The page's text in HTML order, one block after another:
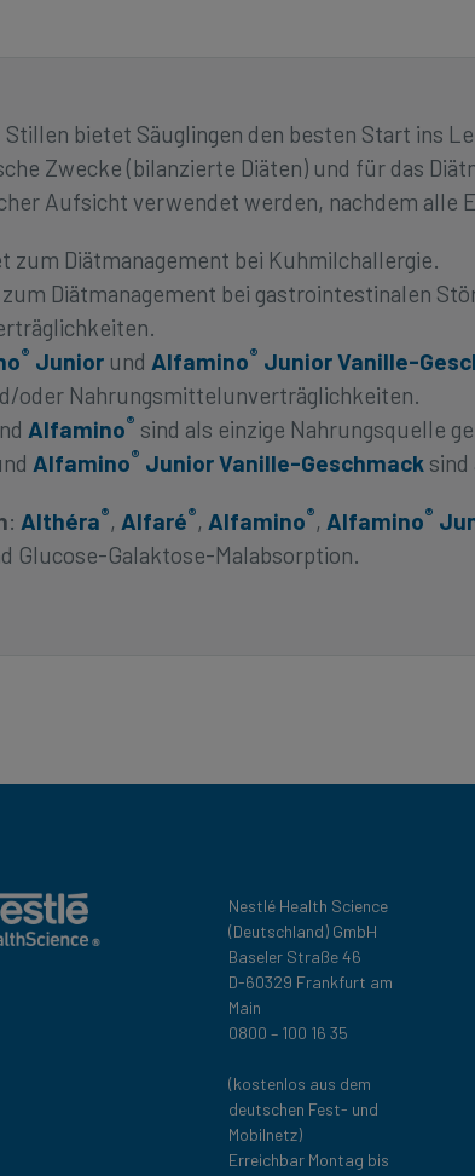
Stillen bietet Säuglingen den besten Start ins
Zwecke (bilanzierte Diäten) und für das
Aufsicht verwendet werden, nachdem
zum Diätmanagement bei Kuhmilchallergie.
Diätmanagement bei gastrointestinalen
® Juniorund Alfamino® Junior Vanille-
oder Nahrungsmittelunverträglichkeiten.
Alfamino® sind als einzige Nahrungsquelle
Alfamino® Junior Vanille-Geschmack sind
: Althéra®, Alfaré®, Alfamino®, Alfamino®
Glucose-Galaktose-Malabsorption.
Nestlé Health Science
(Deutschland) GmbH
Baseler Straße 46
D-60329 Frankfurt am
Main
0800 – 100 16 35
(kostenlos aus dem
deutschen Fest- und
Mobilnetz)
Erreichbar Montag bis